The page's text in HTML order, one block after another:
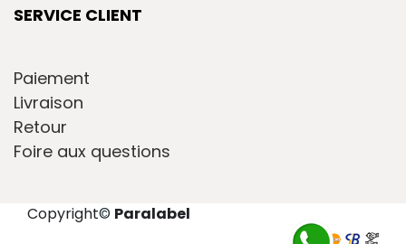
SERVICE CLIENT
Paiement
Livraison
Retour
Foire aux questions
Copyright© Paralabel